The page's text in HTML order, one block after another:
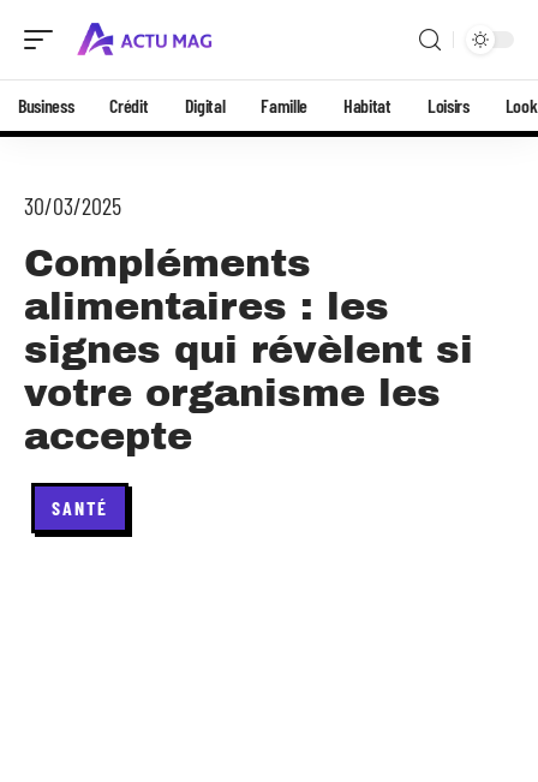
Business Crédit Digital Famille Habitat Loisirs Look
30/03/2025
Compléments
alimentaires : les
signes qui révèlent si
votre organisme les
accepte
SANTÉ